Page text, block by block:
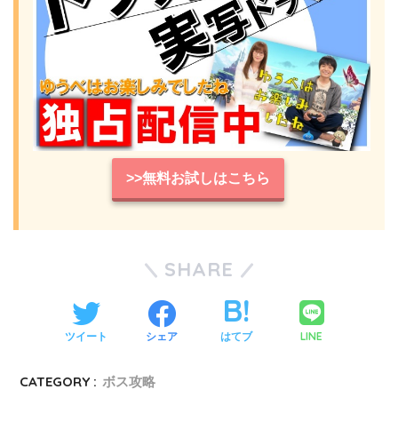
>>無料お試しはこちら
SHARE
ツイート シェア はてブ LINE
CATEGORY : ボス攻略